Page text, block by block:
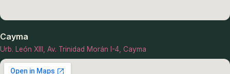
Cayma
Urb. León XIII, Av. Trinidad Morán I-4, Cayma